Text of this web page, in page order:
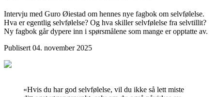
Intervju med Guro Øiestad om hennes nye fagbok om selvfølelse.
Hva er egentlig selvfølelse? Og hva skiller selvfølelse fra selvtillit?
Ny fagbok går dypere inn i spørsmålene som mange er opptatte av.
Publisert 04. november 2025
«Hvis du har god selvfølelse, vil du ikke så lett miste